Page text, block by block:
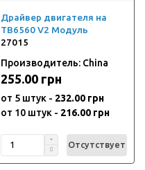
Драйвер двигателя на
TB6560 V2 Модуль
27015
Производитель: China
255.00 грн
от 5 штук - 232.00 грн
от 10 штук - 216.00 грн
Отсутствует